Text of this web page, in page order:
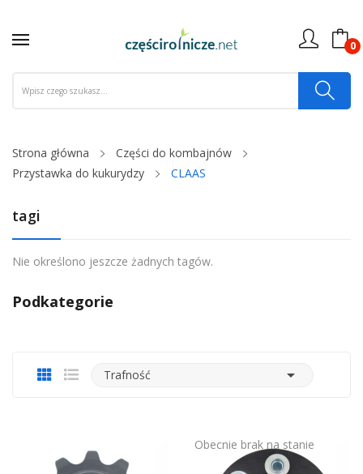
0
Strona główna
Części do kombajnów
Przystawka do kukurydzy
CLAAS
tagi
Nie określono jeszcze żadnych tagów.
Podkategorie
Trafność 
Obecnie brak na stanie